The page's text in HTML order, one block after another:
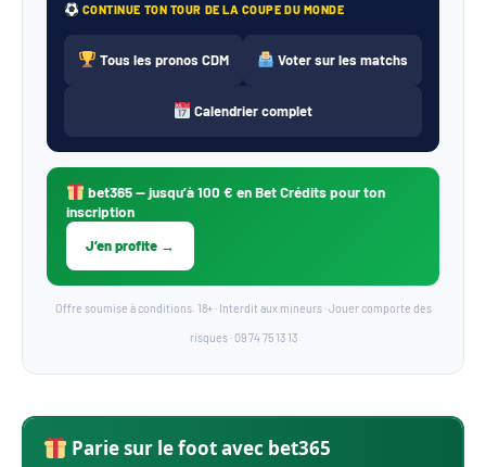
CONTINUE TON TOUR DE LA COUPE DU MONDE
Tous les pronos CDM Voter sur les matchs
Calendrier complet
bet365— jusqu’à 100 € en Bet Crédits pour ton
inscription
J’en profite →
Offre soumise à conditions. 18+ · Interdit aux mineurs · Jouer comporte des
risques · 09 74 75 13 13
Parie sur le foot avec bet365